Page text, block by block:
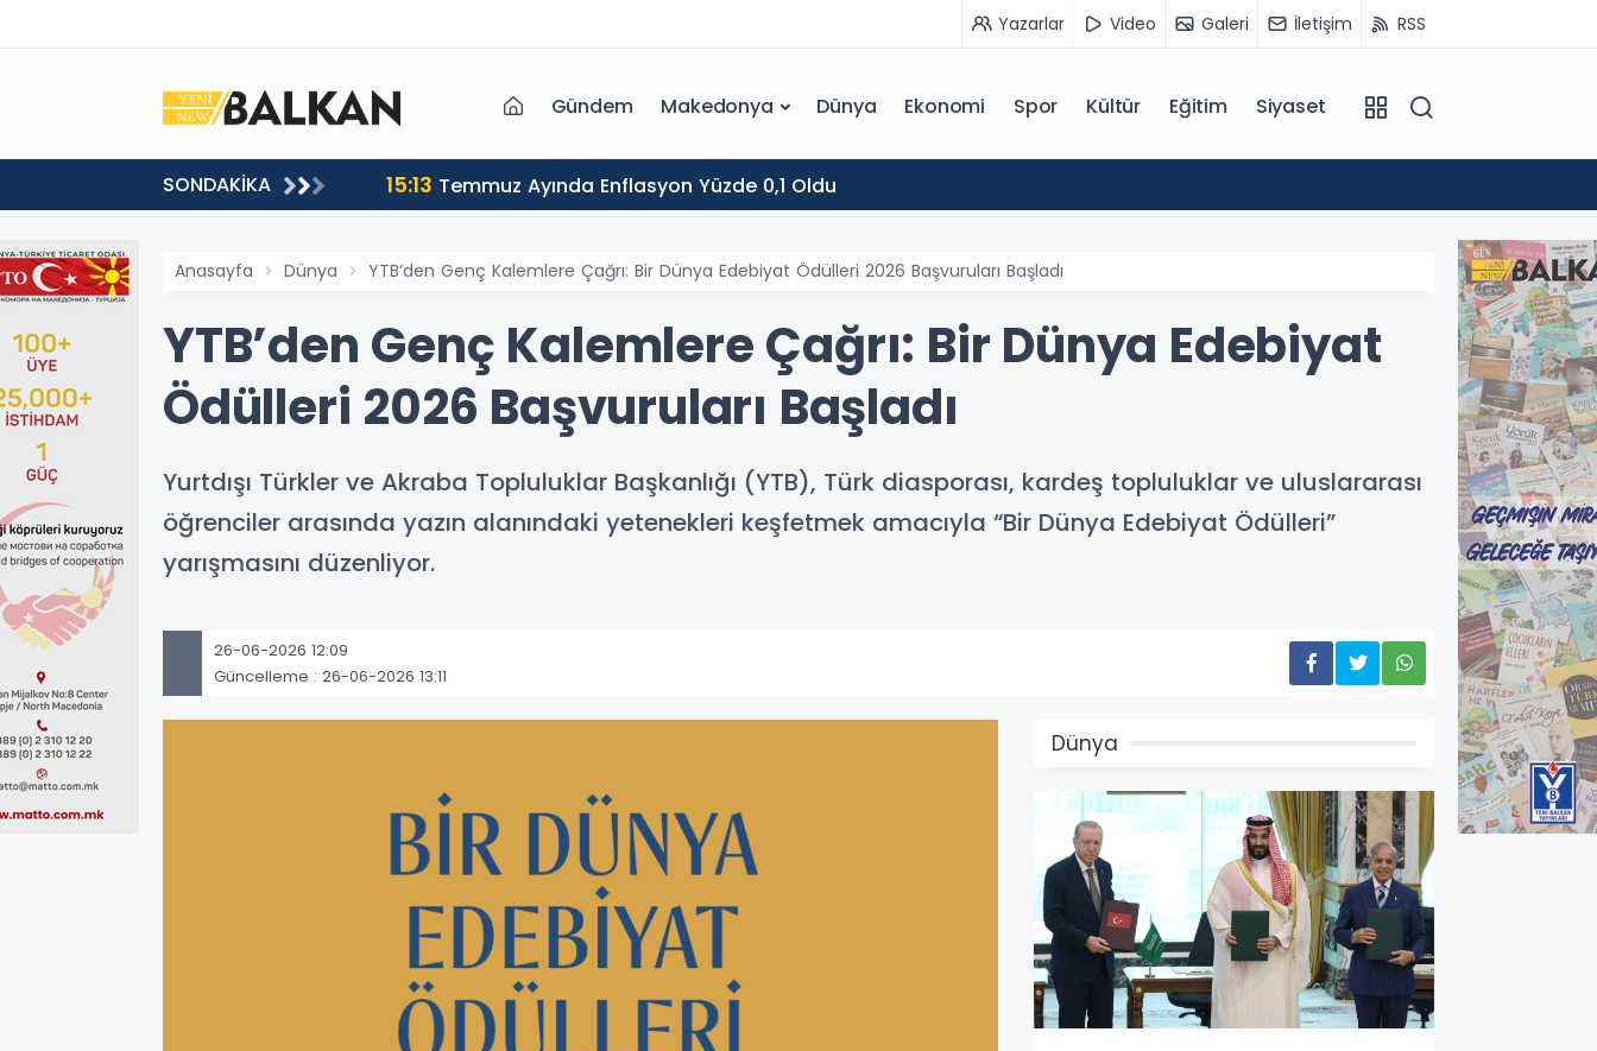
Yazarlar Video Galeri İletişim RSS
Gündem Makedonya Dünya Ekonomi Spor Kültür Eğitim Siyaset
SONDAKİKA 15:13 Temmuz Ayında Enflasyon Yüzde 0,1 Oldu
Anasayfa Dünya YTB’den Genç Kalemlere Çağrı: Bir Dünya Edebiyat Ödülleri 2026 Başvuruları Başladı
YTB’den Genç Kalemlere Çağrı: Bir Dünya Edebiyat
Ödülleri 2026 Başvuruları Başladı
Yurtdışı Türkler ve Akraba Topluluklar Başkanlığı (YTB), Türk diasporası, kardeş topluluklar ve uluslararası
öğrenciler arasında yazın alanındaki yetenekleri keşfetmek amacıyla “Bir Dünya Edebiyat Ödülleri”
yarışmasını düzenliyor.
26-06-2026 12:09
Güncelleme : 26-06-2026 13:11
Dünya